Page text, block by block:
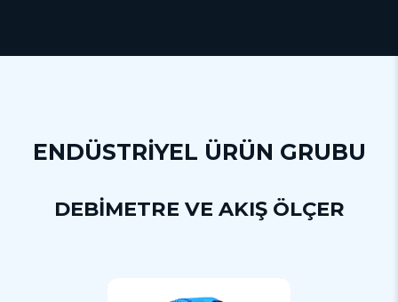
ENDÜSTRİYEL ÜRÜN GRUBU
DEBİMETRE VE AKIŞ ÖLÇER